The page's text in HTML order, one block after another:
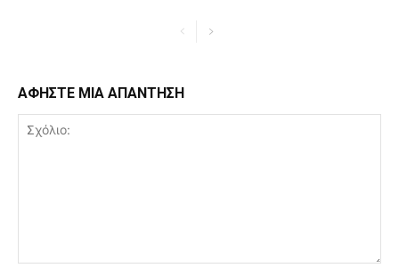
ΑΦΗΣΤΕ ΜΙΑ ΑΠΑΝΤΗΣΗ